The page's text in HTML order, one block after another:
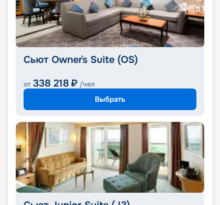
Сьют Owner`s Suite (OS)
от 338 218 ₽ /чел
Выбрать